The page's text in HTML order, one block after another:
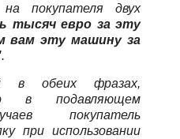
покупателя двух
тысяч евро за эту
вам эту машину за
.
в обеих фразах,
в подавляющем
покупатель
при использовании